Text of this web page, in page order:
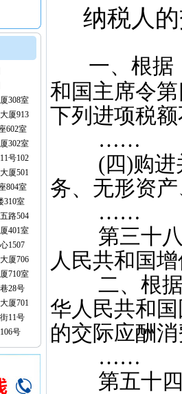
308室
厦913
602室
302室
号102
厦501
804室
310室
路504
401室
1507
厦706
710室
28号
厦701
11号
号
纳税人
一、根据
和国主席令
下列进项税
……
(四)购进并
务、无形资
……
第三十八
人民共和国
二、根据
华人民共和
的交际应酬
……
第五十四条